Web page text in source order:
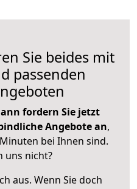
Sie beides mit
passenden
fordern Sie jetzt
Angebote an,
bei Ihnen sind.
uns nicht?
aus. Wenn Sie doch